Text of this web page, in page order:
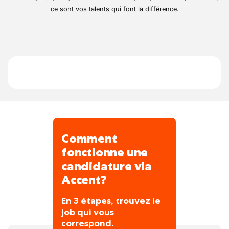
mécanique, comme la distribution.
d'avance. L'état d'esprit est celui d'une
ce sont vos talents qui font la différence.
Comment
fonctionne une
candidature via
Accent?
En 3 étapes, trouvez le
job qui vous
correspond.